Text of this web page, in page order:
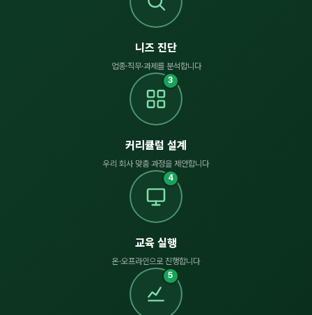
니즈 진단
업종·직무·과제를 분석합니다
3
커리큘럼 설계
우리 회사 맞춤 과정을 제안합니다
4
교육 실행
온·오프라인으로 진행합니다
5